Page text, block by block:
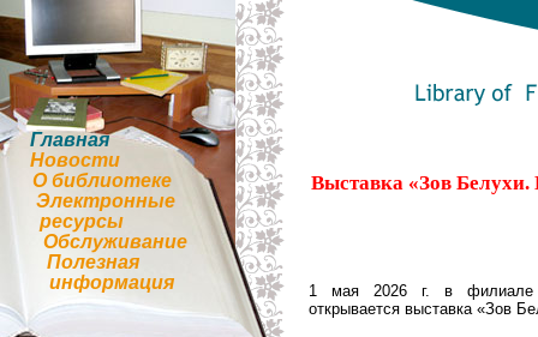
Главная
Новости
О библиотеке
Электронные
ресурсы
Обслуживание
Полезная
информация
Выставка «Зов Белухи.
1 мая 2026 г. в филиале
открывается выставка «Зов